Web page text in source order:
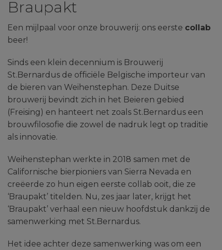
Braupakt
Een mijlpaal voor onze brouwerij: ons eerste collab
beer!
Sinds een klein decennium is Brouwerij
St.Bernardus de officiële Belgische importeur van
de bieren van Weihenstephan. Deze Duitse
brouwerij bevindt zich in het Beieren gebied
(Freising) en hanteert net zoals St.Bernardus een
brouwfilosofie die zowel de nadruk legt op traditie
als innovatie.
Weihenstephan werkte in 2018 samen met de
Californische bierpioniers van Sierra Nevada en
creëerde zo hun eigen eerste collab ooit, die ze
‘Braupakt’ titelden. Nu, zes jaar later, krijgt het
‘Braupakt’ verhaal een nieuw hoofdstuk dankzij de
samenwerking met St.Bernardus.
Het idee achter deze samenwerking was om een